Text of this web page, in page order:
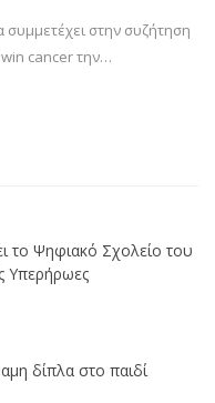
συμμετέχει στην συζήτηση
cancer την…
το Ψηφιακό Σχολείο του
Υπερήρωες
δίπλα στο παιδί